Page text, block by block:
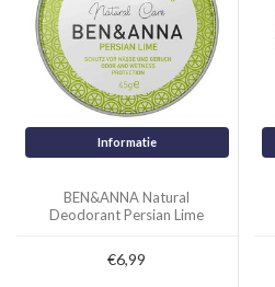
Informatie
BEN&ANNA Natural
Deodorant Persian Lime
€6,99